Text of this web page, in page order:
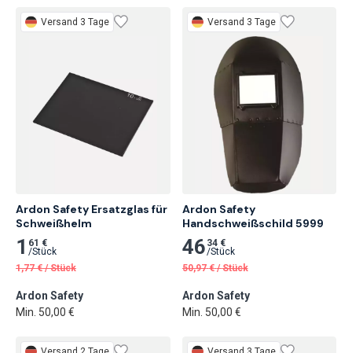
Versand 3 Tage
Ardon Safety Ersatzglas für
Schweißhelm
1 61 €
/Stück
1,77 € /Stück
Ardon Safety
Min. 50,00 €
Versand 3 Tage
Ardon Safety
Handschweißschild 5999
46 34 €
/Stück
50,97 € /Stück
Ardon Safety
Min. 50,00 €